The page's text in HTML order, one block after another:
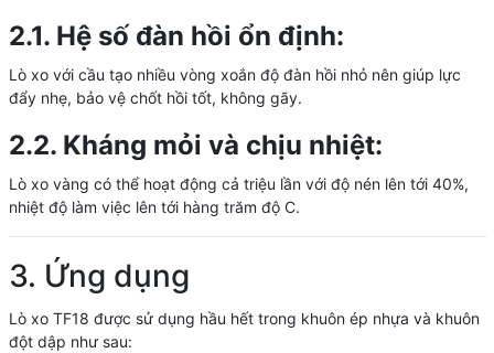
2.1. Hệ số đàn hồi ổn định:
Lò xo với cầu tạo nhiều vòng xoắn độ đàn hồi nhỏ nên giúp lực
đẩy nhẹ, bảo vệ chốt hồi tốt, không gãy.
2.2. Kháng mỏi và chịu nhiệt:
Lò xo vàng có thể hoạt động cả triệu lần với độ nén lên tới 40%,
nhiệt độ làm việc lên tới hàng trăm độ C.
3. Ứng dụng
Lò xo TF18 được sử dụng hầu hết trong khuôn ép nhựa và khuôn
đột dập như sau: